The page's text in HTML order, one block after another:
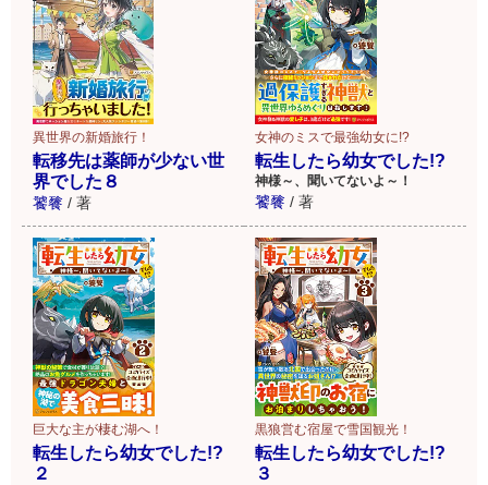
異世界の新婚旅行！
転移先は薬師が少ない世
界でした８
饕餮 / 著
女神のミスで最強幼女に!?
転生したら幼女でした!?
神様～、聞いてないよ～！
饕餮 / 著
巨大な主が棲む湖へ！
転生したら幼女でした!?
２
黒狼営む宿屋で雪国観光！
転生したら幼女でした!?
３